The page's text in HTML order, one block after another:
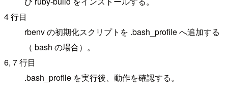
4 行目
rbenv の初期化スクリプトを .bash_profile へ追加する
（ bash の場合）。
6, 7 行目
.bash_profile を実行後、動作を確認する。